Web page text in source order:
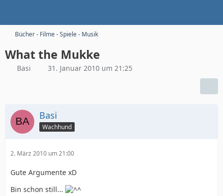
Bücher - Filme - Spiele - Musik
What the Mukke
Basi 31. Januar 2010 um 21:25
Basi
Wachhund
2. März 2010 um 21:00
Gute Argumente xD
Bin schon still...